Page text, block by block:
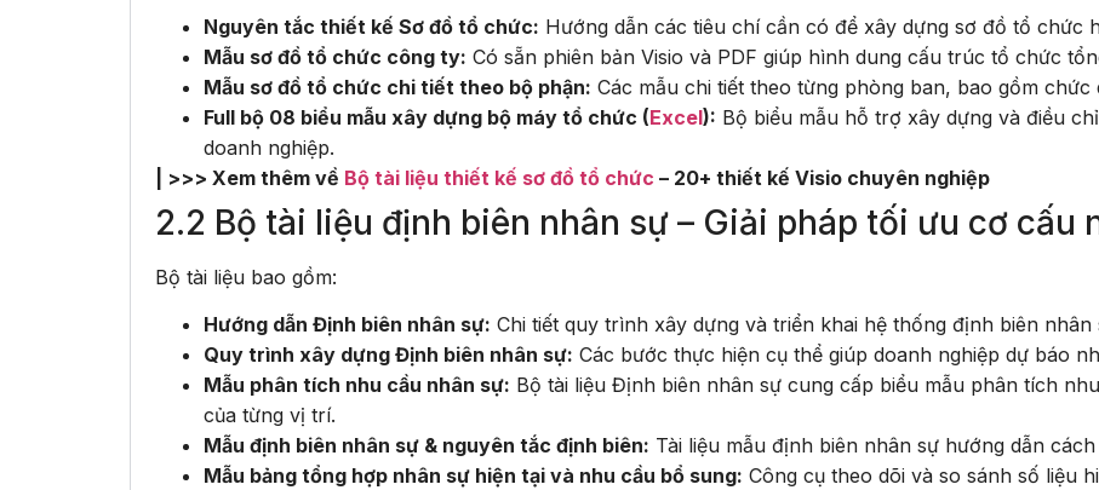
Nguyên tắc thiết kế Sơ đồ tổ chức: Hướng dẫn các tiêu chí cần có để xây dựng sơ đồ tổ chức
Mẫu sơ đồ tổ chức công ty: Có sẵn phiên bản Visio và PDF giúp hình dung cấu trúc tổ chức
Mẫu sơ đồ tổ chức chi tiết theo bộ phận: Các mẫu chi tiết theo từng phòng ban, bao gồm chức
Full bộ 08 biểu mẫu xây dựng bộ máy tổ chức (Excel): Bộ biểu mẫu hỗ trợ xây dựng và điều
doanh nghiệp.
| >>> Xem thêm về Bộ tài liệu thiết kế sơ đồ tổ chức – 20+ thiết kế Visio chuyên nghiệp
2.2 Bộ tài liệu định biên nhân sự – Giải pháp tối ưu cơ cấu
Bộ tài liệu bao gồm:
Hướng dẫn Định biên nhân sự: Chi tiết quy trình xây dựng và triển khai hệ thống định biên nhân
Quy trình xây dựng Định biên nhân sự: Các bước thực hiện cụ thể giúp doanh nghiệp dự báo
Mẫu phân tích nhu cầu nhân sự: Bộ tài liệu Định biên nhân sự cung cấp biểu mẫu phân tích
của từng vị trí.
Mẫu định biên nhân sự & nguyên tắc định biên: Tài liệu mẫu định biên nhân sự hướng dẫn
Mẫu bảng tổng hợp nhân sự hiện tại và nhu cầu bổ sung: Công cụ theo dõi và so sánh số liệu